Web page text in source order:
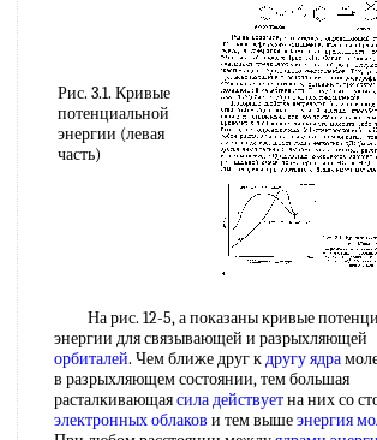
Рис. 3.1. Кривые
потенциальной
энергии (левая
часть)
На рис. 12-5, а показаны кривые
энергии для связывающей и разрыхляющей
орбиталей. Чем ближе друг кдругу ядра
в разрыхляющем состоянии, тем большая
расталкивающаясила действуетна них со
электронных облаков и тем вышеэнергия